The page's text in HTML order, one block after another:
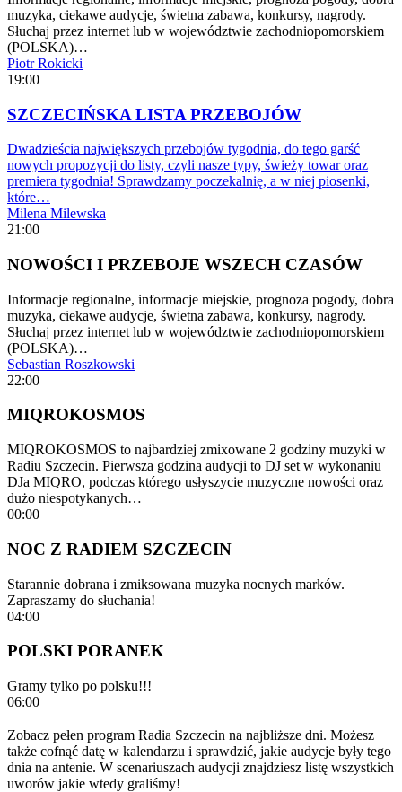
muzyka, ciekawe audycje, świetna zabawa, konkursy, nagrody.
Słuchaj przez internet lub w województwie zachodniopomorskiem
(POLSKA)…
Piotr Rokicki
19:00
SZCZECIŃSKA LISTA PRZEBOJÓW
Dwadzieścia największych przebojów tygodnia, do tego garść
nowych propozycji do listy, czyli nasze typy, świeży towar oraz
premiera tygodnia! Sprawdzamy poczekalnię, a w niej piosenki,
które…
Milena Milewska
21:00
NOWOŚCI I PRZEBOJE WSZECH CZASÓW
Informacje regionalne, informacje miejskie, prognoza pogody, dobra
muzyka, ciekawe audycje, świetna zabawa, konkursy, nagrody.
Słuchaj przez internet lub w województwie zachodniopomorskiem
(POLSKA)…
Sebastian Roszkowski
22:00
MIQROKOSMOS
MIQROKOSMOS to najbardziej zmixowane 2 godziny muzyki w
Radiu Szczecin. Pierwsza godzina audycji to DJ set w wykonaniu
DJa MIQRO, podczas którego usłyszycie muzyczne nowości oraz
dużo niespotykanych…
00:00
NOC Z RADIEM SZCZECIN
Starannie dobrana i zmiksowana muzyka nocnych marków.
Zapraszamy do słuchania!
04:00
POLSKI PORANEK
Gramy tylko po polsku!!!
06:00
Zobacz pełen program Radia Szczecin na najbliższe dni. Możesz
także cofnąć datę w kalendarzu i sprawdzić, jakie audycje były tego
dnia na antenie. W scenariuszach audycji znajdziesz listę wszystkich
uworów jakie wtedy graliśmy!